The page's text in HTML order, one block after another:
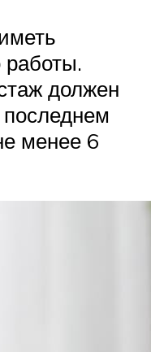
работы.
должен
менее 6